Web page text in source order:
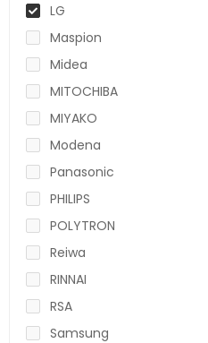
LG
Maspion
Midea
MITOCHIBA
MIYAKO
Modena
Panasonic
PHILIPS
POLYTRON
Reiwa
RINNAI
RSA
Samsung